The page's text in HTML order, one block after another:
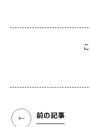
前の記事